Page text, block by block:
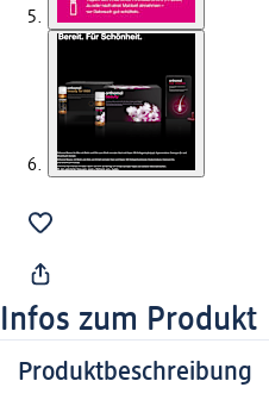
Infos zum Produkt
Produktbeschreibung